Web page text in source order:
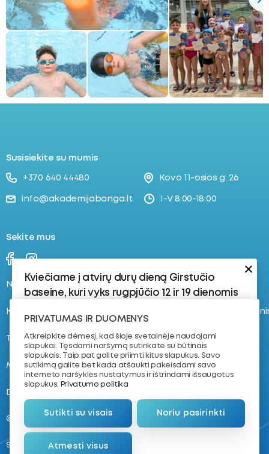
Susisiekite su mumis
+370 640 44480
info@akademijabanga.lt
Kovo 11-osios g. 26
I-V 8:00-18:00
Sekite mus
Naujienos Stovyklos
Kontaktai Registruokis į plaukimo
Tvarkaraštis Apie mus
Mokymas plaukti NVŠ krepšelis
D.U.K.
@ 2026. VŠĮ „Plaukimo akademija“
Sukūrė
PRIVATUMAS IR DUOMENYS
Atkreipkite dėmesį, kad šioje svetainėje naudojami
slapukai. Tęsdami naršymą sutinkate su būtinais
slapukais. Taip pat galite priimti kitus slapukus. Savo
sutikimą galite bet kada atšaukti pakeisdami savo
interneto naršyklės nustatymus ir ištrindami išsaugotus
slapukus.
Privatumo politika
Sutikti su visais Noriu pasirinkti
Atmesti visus
Kviečiame į atvirų durų dieną Girstučio
baseine, kuri vyks rugpjūčio 12 ir 19 dienomis
Rugpjūčio 12 d.:
17:30–18:15 | 8–16 metų vaikams | 4–8 lygis
Vaikams, kurie jau yra susipažinę su
vandeniu ir turi plaukimo pagrindus.
18:30–19:15 | 7–11 metų vaikams | Dailusis
Rugpjūčio 19 d.:
17:30–18:15 | 4–8 metų vaikams | 1–3